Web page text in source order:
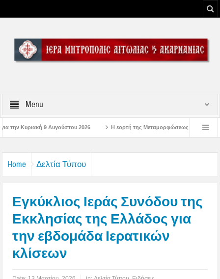
Menu
2026 Η εορτή της Μεταμορφώσεως του Σωτήρος Χριστού στην Ι. Μ.
Home Δελτία Τύπου
Εγκύκλιος Ιεράς Συνόδου της
Εκκλησίας της Ελλάδος για
την εβδομάδα Ιερατικών
κλίσεων